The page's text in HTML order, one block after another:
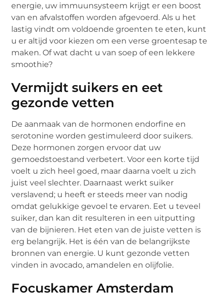
energie, uw immuunsysteem krijgt er een boost
van en afvalstoffen worden afgevoerd. Als u het
lastig vindt om voldoende groenten te eten, kunt
u er altijd voor kiezen om een verse groentesap te
maken. Of wat dacht u van soep of een lekkere
smoothie?
Vermijdt suikers en eet
gezonde vetten
De aanmaak van de hormonen endorfine en
serotonine worden gestimuleerd door suikers.
Deze hormonen zorgen ervoor dat uw
gemoedstoestand verbetert. Voor een korte tijd
voelt u zich heel goed, maar daarna voelt u zich
juist veel slechter. Daarnaast werkt suiker
verslavend; u heeft er steeds meer van nodig
omdat gelukkige gevoel te ervaren. Eet u teveel
suiker, dan kan dit resulteren in een uitputting
van de bijnieren. Het eten van de juiste vetten is
erg belangrijk. Het is één van de belangrijkste
bronnen van energie. U kunt gezonde vetten
vinden in avocado, amandelen en olijfolie.
Focuskamer Amsterdam